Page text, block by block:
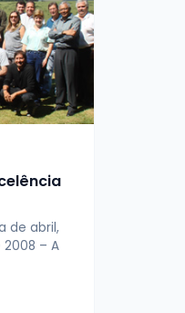
de abril,
2008 – A